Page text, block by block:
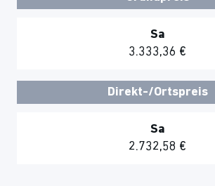
Sa
3.333,36 €
Direkt-/Ortspreis
Sa
2.732,58 €